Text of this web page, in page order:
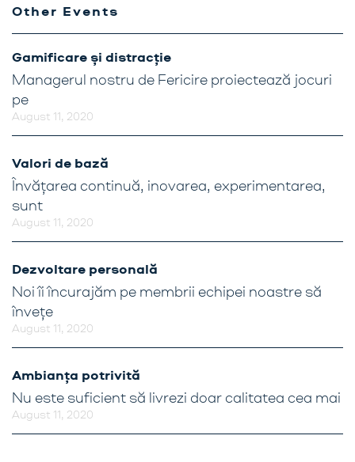
Other Events
Gamificare și distracție
August 11, 2020
Managerul nostru de Fericire proiectează jocuri
pe
Valori de bază
August 11, 2020
Învățarea continuă, inovarea, experimentarea,
sunt
Dezvoltare personală
August 11, 2020
Noi îi încurajăm pe membrii echipei noastre să
învețe
Ambianța potrivită
August 11, 2020
Nu este suficient să livrezi doar calitatea cea mai